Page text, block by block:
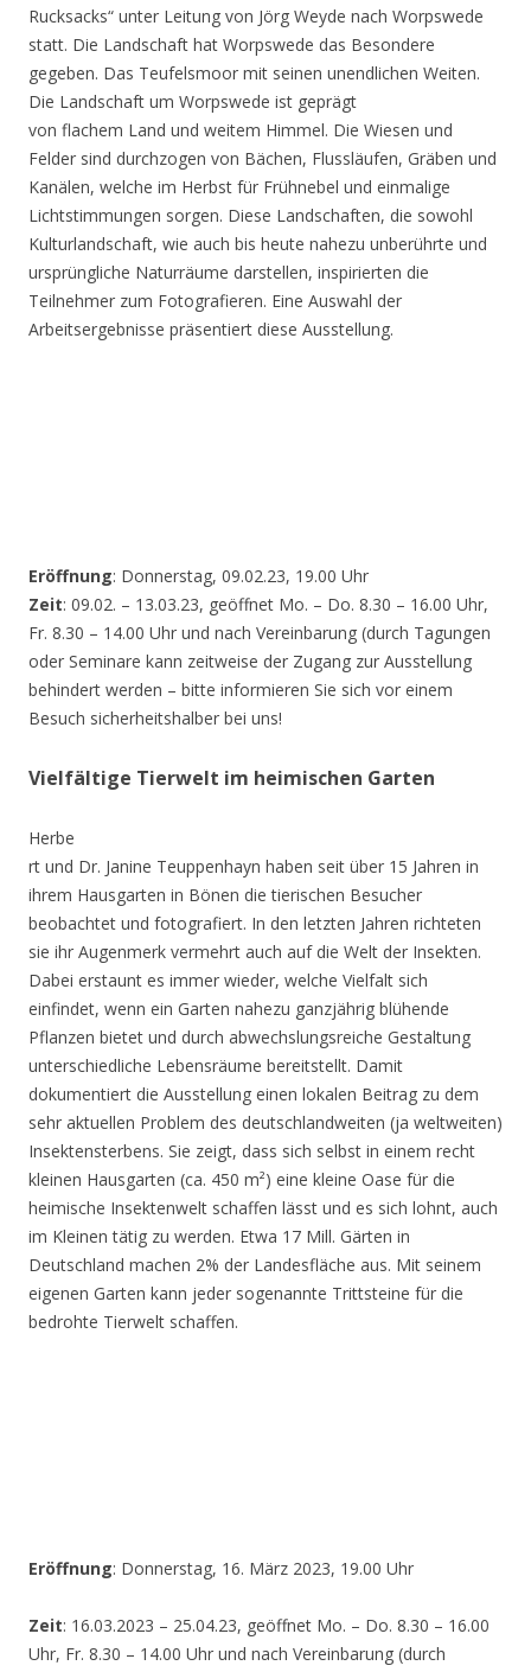
Rucksacks“ unter Leitung von Jörg Weyde nach Worpswede
statt. Die Landschaft hat Worpswede das Besondere
gegeben. Das Teufelsmoor mit seinen unendlichen Weiten.
Die Landschaft um Worpswede ist geprägt
von flachem Land und weitem Himmel. Die Wiesen und
Felder sind durchzogen von Bächen, Flussläufen, Gräben und
Kanälen, welche im Herbst für Frühnebel und einmalige
Lichtstimmungen sorgen. Diese Landschaften, die sowohl
Kulturlandschaft, wie auch bis heute nahezu unberührte und
ursprüngliche Naturräume darstellen, inspirierten die
Teilnehmer zum Fotografieren. Eine Auswahl der
Arbeitsergebnisse präsentiert diese Ausstellung.
Eröffnung: Donnerstag, 09.02.23, 19.00 Uhr
Zeit: 09.02. – 13.03.23, geöffnet Mo. – Do. 8.30 – 16.00 Uhr,
Fr. 8.30 – 14.00 Uhr und nach Vereinbarung (durch Tagungen
oder Seminare kann zeitweise der Zugang zur Ausstellung
behindert werden – bitte informieren Sie sich vor einem
Besuch sicherheitshalber bei uns!
Vielfältige Tierwelt im heimischen Garten
Herbe
rt und Dr. Janine Teuppenhayn haben seit über 15 Jahren in
ihrem Hausgarten in Bönen die tierischen Besucher
beobachtet und fotografiert. In den letzten Jahren richteten
sie ihr Augenmerk vermehrt auch auf die Welt der Insekten.
Dabei erstaunt es immer wieder, welche Vielfalt sich
einfindet, wenn ein Garten nahezu ganzjährig blühende
Pflanzen bietet und durch abwechslungsreiche Gestaltung
unterschiedliche Lebensräume bereitstellt. Damit
dokumentiert die Ausstellung einen lokalen Beitrag zu dem
sehr aktuellen Problem des deutschlandweiten (ja weltweiten)
Insektensterbens. Sie zeigt, dass sich selbst in einem recht
kleinen Hausgarten (ca. 450 m²) eine kleine Oase für die
heimische Insektenwelt schaffen lässt und es sich lohnt, auch
im Kleinen tätig zu werden. Etwa 17 Mill. Gärten in
Deutschland machen 2% der Landesfläche aus. Mit seinem
eigenen Garten kann jeder sogenannte Trittsteine für die
bedrohte Tierwelt schaffen.
Eröffnung: Donnerstag, 16. März 2023, 19.00 Uhr
Zeit: 16.03.2023 – 25.04.23, geöffnet Mo. – Do. 8.30 – 16.00
Uhr, Fr. 8.30 – 14.00 Uhr und nach Vereinbarung (durch